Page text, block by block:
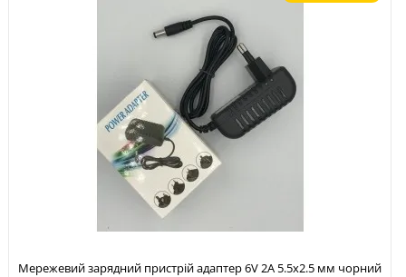
Мережевий зарядний пристрій адаптер 6V 2A 5.5x2.5 мм чорний